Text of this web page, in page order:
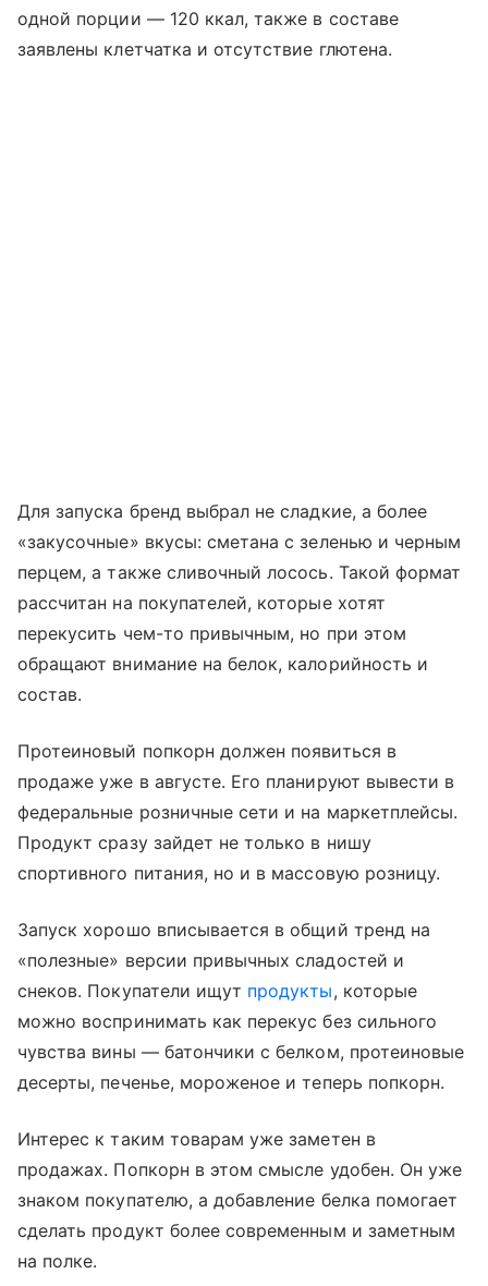
одной порции — 120 ккал, также в составе
заявлены клетчатка и отсутствие глютена.
Для запуска бренд выбрал не сладкие, а более
«закусочные» вкусы: сметана с зеленью и черным
перцем, а также сливочный лосось. Такой формат
рассчитан на покупателей, которые хотят
перекусить чем-то привычным, но при этом
обращают внимание на белок, калорийность и
состав.
Протеиновый попкорн должен появиться в
продаже уже в августе. Его планируют вывести в
федеральные розничные сети и на маркетплейсы.
Продукт сразу зайдет не только в нишу
спортивного питания, но и в массовую розницу.
Запуск хорошо вписывается в общий тренд на
«полезные» версии привычных сладостей и
снеков. Покупатели ищут продукты, которые
можно воспринимать как перекус без сильного
чувства вины — батончики с белком, протеиновые
десерты, печенье, мороженое и теперь попкорн.
Интерес к таким товарам уже заметен в
продажах. Попкорн в этом смысле удобен. Он уже
знаком покупателю, а добавление белка помогает
сделать продукт более современным и заметным
на полке.